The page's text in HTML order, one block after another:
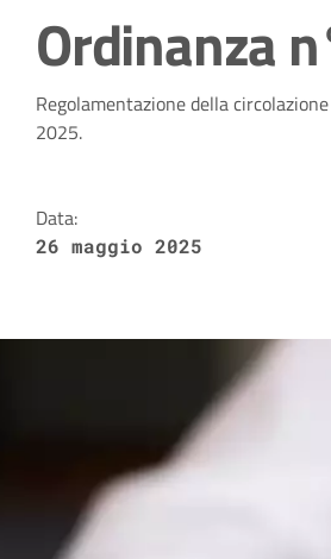
Ordinanza
Dettagli della
Regolamentazione della
2025.
Data:
26 maggio 2025